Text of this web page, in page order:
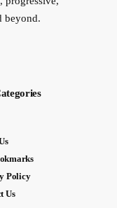
beyond.
Policy
Us